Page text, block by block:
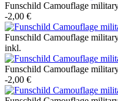
Funschild Camouflage
-2,00 €
Funschild Camouflage
inkl.
Funschild Camouflage
-2,00 €